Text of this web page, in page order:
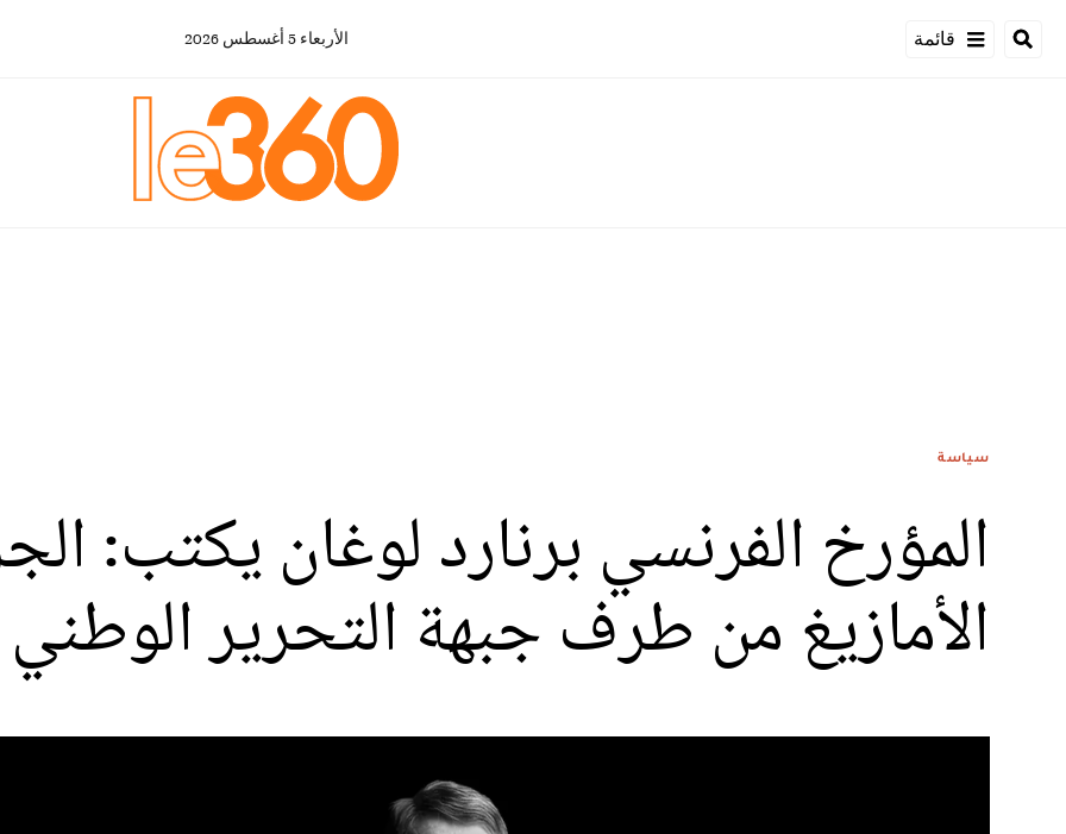
قائمة الأربعاء 5 أغسطس 2026
سياسة
المؤرخ الفرنسي برنارد لوغان يكتب:
الأمازيغ من طرف جبهة التحرير الوطني